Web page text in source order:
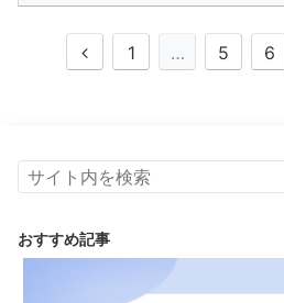
1 … 5 6
おすすめ記事